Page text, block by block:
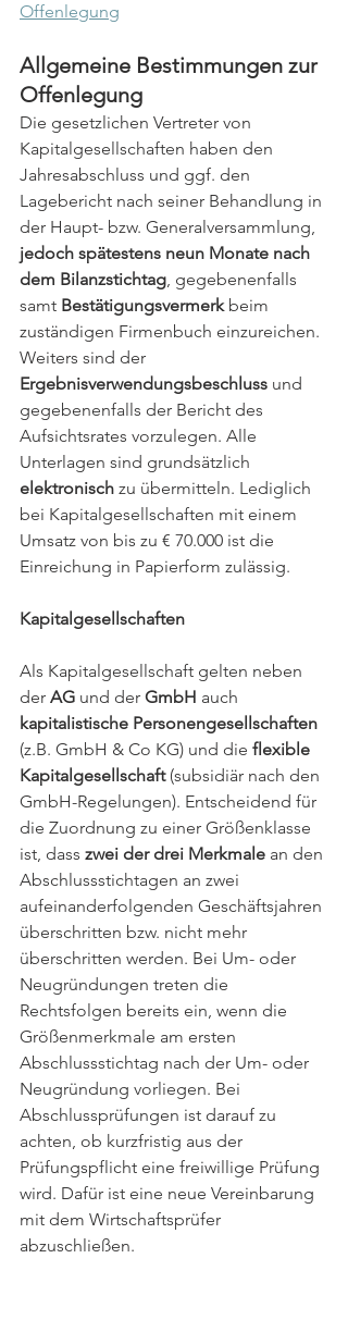
Offenlegung
Allgemeine Bestimmungen zur
Offenlegung
Die gesetzlichen Vertreter von
Kapitalgesellschaften haben den
Jahresabschluss und ggf. den
Lagebericht nach seiner Behandlung in
der Haupt- bzw. Generalversammlung,
jedoch spätestens neun Monate nach
dem Bilanzstichtag, gegebenenfalls
samt Bestätigungsvermerk beim
zuständigen Firmenbuch einzureichen.
Weiters sind der
Ergebnisverwendungsbeschluss und
gegebenenfalls der Bericht des
Aufsichtsrates vorzulegen. Alle
Unterlagen sind grundsätzlich
elektronisch zu übermitteln. Lediglich
bei Kapitalgesellschaften mit einem
Umsatz von bis zu € 70.000 ist die
Einreichung in Papierform zulässig.
Kapitalgesellschaften
Als Kapitalgesellschaft gelten neben
der AG und der GmbH auch
kapitalistische Personengesellschaften
(z.B. GmbH & Co KG) und die flexible
Kapitalgesellschaft (subsidiär nach den
GmbH-Regelungen). Entscheidend für
die Zuordnung zu einer Größenklasse
ist, dass zwei der drei Merkmale an den
Abschlussstichtagen an zwei
aufeinanderfolgenden Geschäftsjahren
überschritten bzw. nicht mehr
überschritten werden. Bei Um- oder
Neugründungen treten die
Rechtsfolgen bereits ein, wenn die
Größenmerkmale am ersten
Abschlussstichtag nach der Um- oder
Neugründung vorliegen. Bei
Abschlussprüfungen ist darauf zu
achten, ob kurzfristig aus der
Prüfungspflicht eine freiwillige Prüfung
wird. Dafür ist eine neue Vereinbarung
mit dem Wirtschaftsprüfer
abzuschließen.